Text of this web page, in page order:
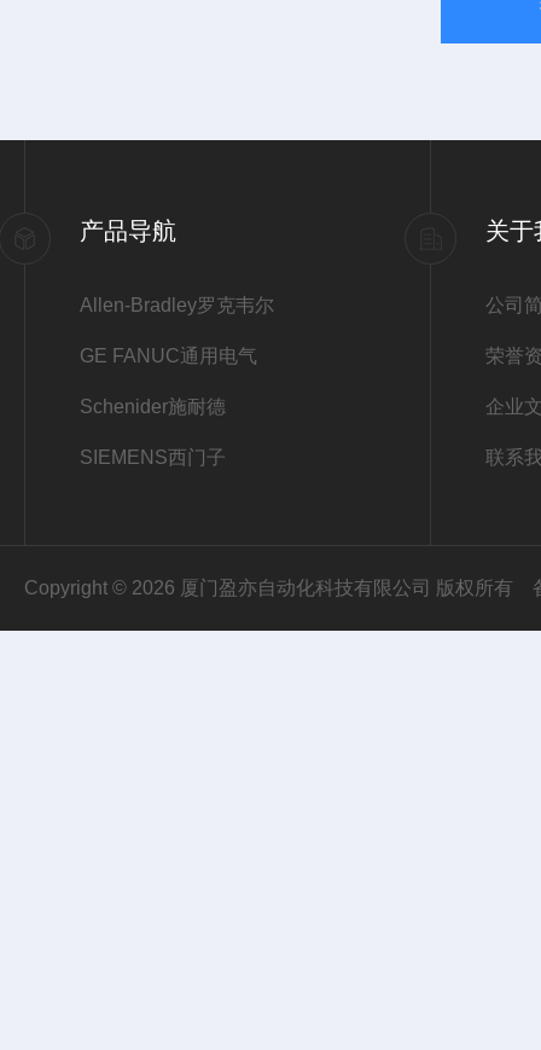
产品导航
Allen-Bradley罗克韦尔
GE FANUC通用电气
Schenider施耐德
SIEMENS西门子
关于
公司
荣誉
企业
联系
Copyright © 2026 厦门盈亦自动化科技有限公司 版权所有